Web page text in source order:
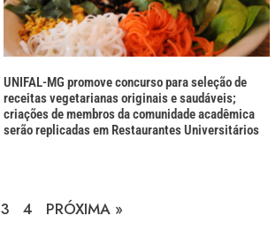
UNIFAL-MG promove concurso para seleção de
receitas vegetarianas originais e saudáveis;
criações de membros da comunidade acadêmica
serão replicadas em Restaurantes Universitários
3 4 PRÓXIMA »